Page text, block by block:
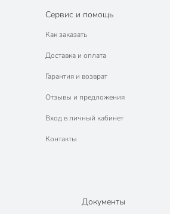
Сервис и помощь
Как заказать
Доставка и оплата
Гарантия и возврат
Отзывы и предложения
Вход в личный кабинет
Контакты
Документы